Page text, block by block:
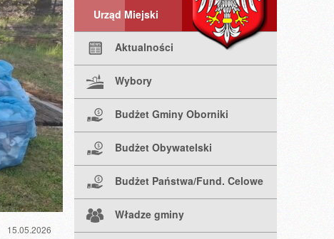
Urząd Miejski
Aktualności
Wybory
Budżet Gminy Oborniki
Budżet Obywatelski
Budżet Państwa/Fund. Celowe
Władze gminy
15.05.2026